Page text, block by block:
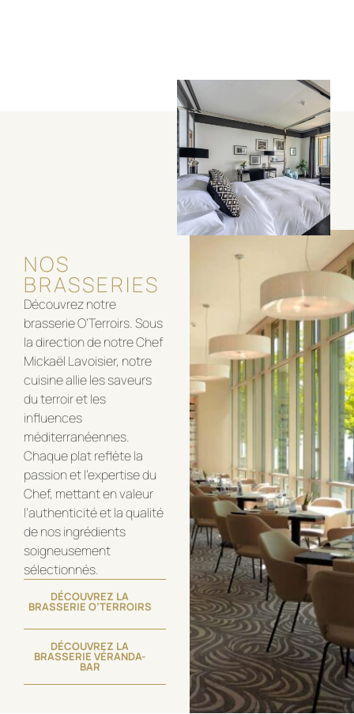
NOS
BRASSERIES
Découvrez notre
brasserie O’Terroirs. Sous
la direction de notre Chef
Mickaël Lavoisier, notre
cuisine allie les saveurs
du terroir et les
influences
méditerranéennes.
Chaque plat reflète la
passion et l’expertise du
Chef, mettant en valeur
l’authenticité et la qualité
de nos ingrédients
soigneusement
sélectionnés.
DÉCOUVREZ LA
BRASSERIE O’TERROIRS
DÉCOUVREZ LA
BRASSERIE VÉRANDA-
BAR